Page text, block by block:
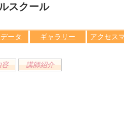
スクール
ータ ギャラリー アクセス
容 講師紹介